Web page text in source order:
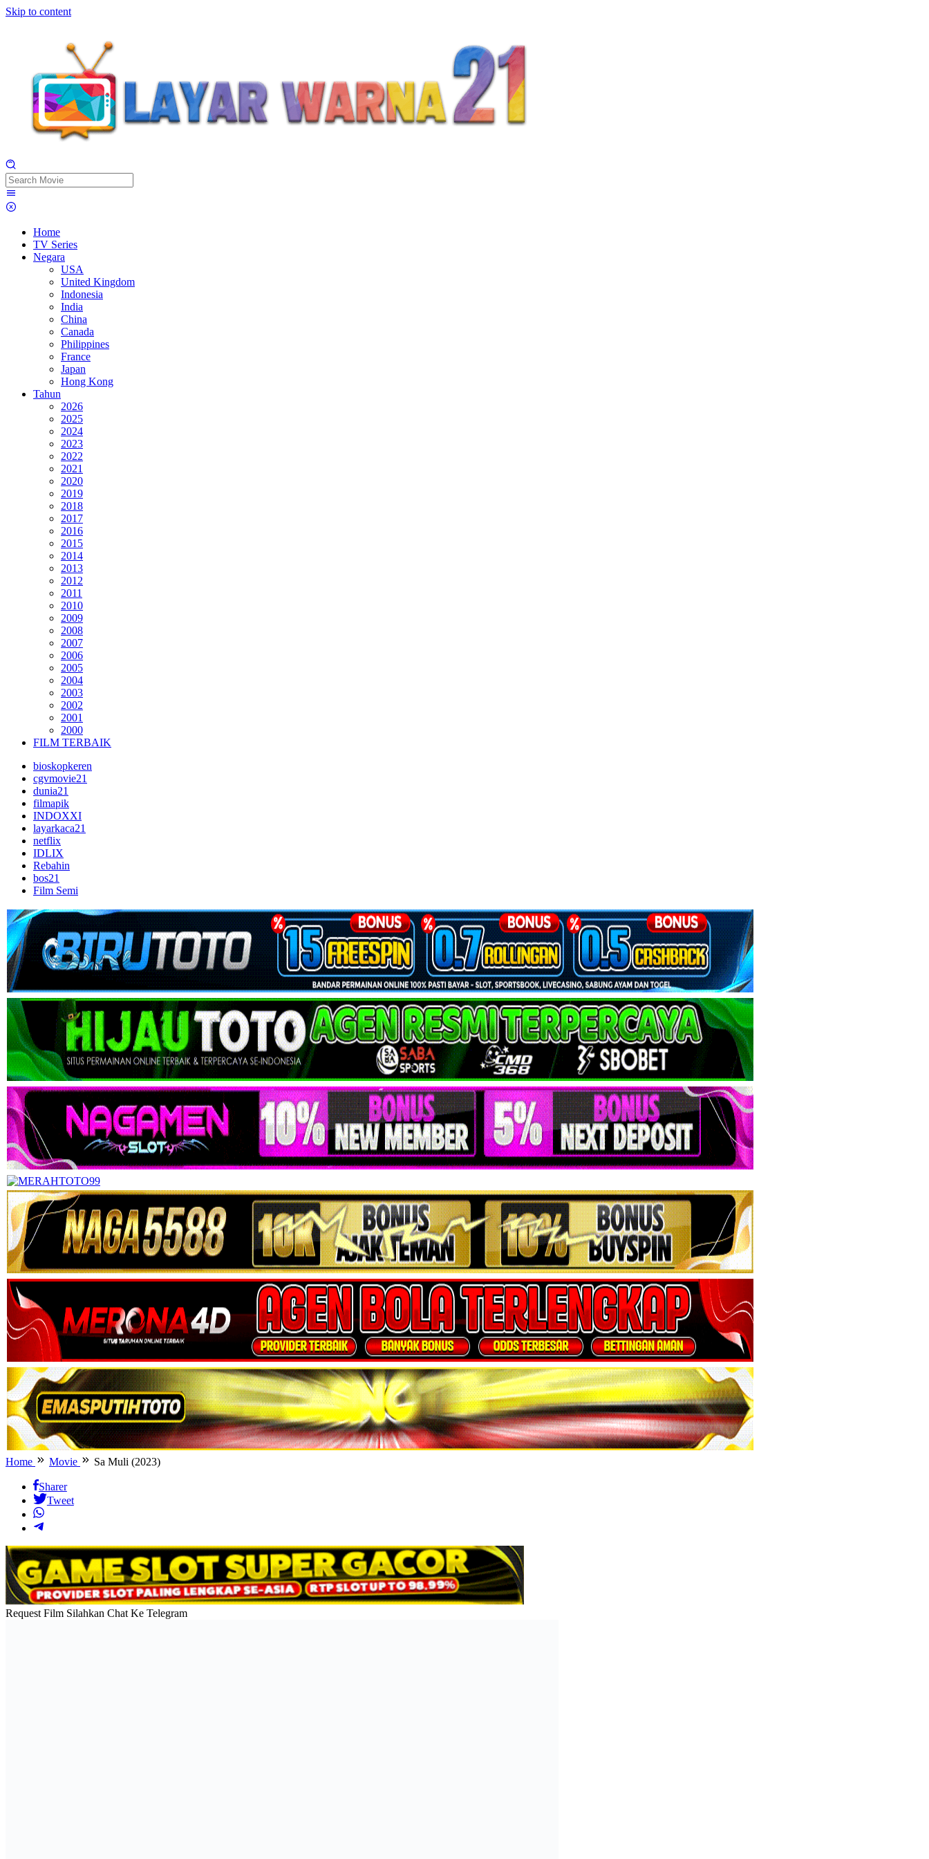
Skip to content
Home
TV Series
Negara
USA
United Kingdom
Indonesia
India
China
Canada
Philippines
France
Japan
Hong Kong
Tahun
2026
2025
2024
2023
2022
2021
2020
2019
2018
2017
2016
2015
2014
2013
2012
2011
2010
2009
2008
2007
2006
2005
2004
2003
2002
2001
2000
FILM TERBAIK
bioskopkeren
cgvmovie21
dunia21
filmapik
INDOXXI
layarkaca21
netflix
IDLIX
Rebahin
bos21
Film Semi
Home Movie Sa Muli (2023)
Sharer
Tweet
Request Film Silahkan Chat Ke Telegram